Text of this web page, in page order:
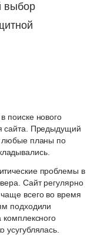
выбор
поиске нового
сайта. Предыдущий
любые планы по
проблемы в
Сайт регулярно
всего во время
подходили
комплексного
усугублялась.